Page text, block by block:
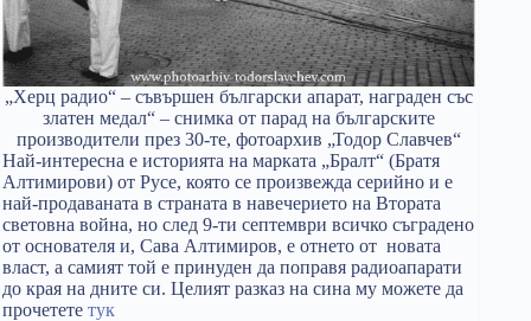
„Херц радио“ – съвършен български апарат, награден със
златен медал“ – снимка от парад на българските
производители през 30-те, фотоархив „Тодор Славчев“
Най-интересна е историята на марката „Бралт“ (Братя
Алтимирови) от Русе, която се произвежда серийно и е
най-продаваната в страната в навечерието на Втората
световна война, но след 9-ти септември всичко съградено
от основателя и, Сава Алтимиров, е отнето от новата
власт, а самият той е принуден да поправя радиоапарати
до края на дните си. Целият разказ на сина му можете да
прочетете тук